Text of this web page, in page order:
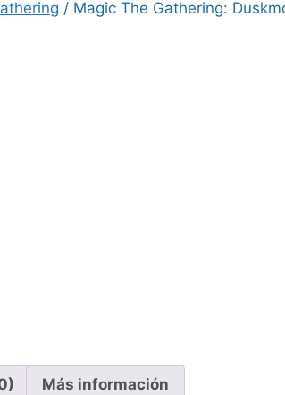
/ Magic The Gathering:
Más información